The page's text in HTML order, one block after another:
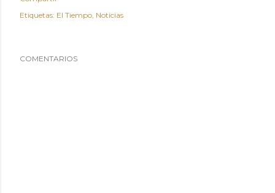
Etiquetas: El Tiempo Noticias
COMENTARIOS